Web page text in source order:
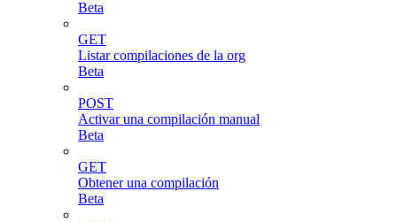
Beta
GET
Listar compilaciones de la org
Beta
POST
Activar una compilación manual
Beta
GET
Obtener una compilación
Beta